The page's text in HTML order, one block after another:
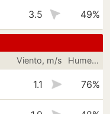
3.5 49%
Viento, m/s Humedad
1.1 76%